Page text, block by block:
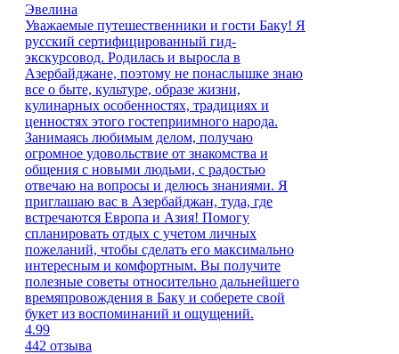
Эвелина
Уважаемые путешественники и гости Баку! Я
русский сертифицированный гид-
экскурсовод. Родилась и выросла в
Азербайджане, поэтому не понаслышке знаю
все о быте, культуре, образе жизни,
кулинарных особенностях, традициях и
ценностях этого гостеприимного народа.
Занимаясь любимым делом, получаю
огромное удовольствие от знакомства и
общения с новыми людьми, с радостью
отвечаю на вопросы и делюсь знаниями. Я
приглашаю вас в Азербайджан, туда, где
встречаются Европа и Азия! Помогу
спланировать отдых с учетом личных
пожеланий, чтобы сделать его максимально
интересным и комфортным. Вы получите
полезные советы относительно дальнейшего
времяпровождения в Баку и соберете свой
букет из воспоминаний и ощущений.
4.99
442 отзыва